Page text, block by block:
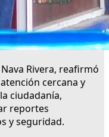
Rivera, reafirmó
cercana y
ciudadanía,
reportes
y seguridad.